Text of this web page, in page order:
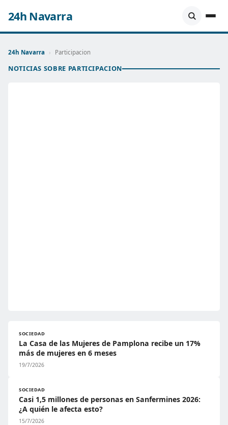
24h Navarra
24h Navarra › Participacion
NOTICIAS SOBRE PARTICIPACION
SOCIEDAD
La Casa de las Mujeres de Pamplona recibe un 17%
más de mujeres en 6 meses
19/7/2026
SOCIEDAD
Casi 1,5 millones de personas en Sanfermines 2026:
¿A quién le afecta esto?
15/7/2026